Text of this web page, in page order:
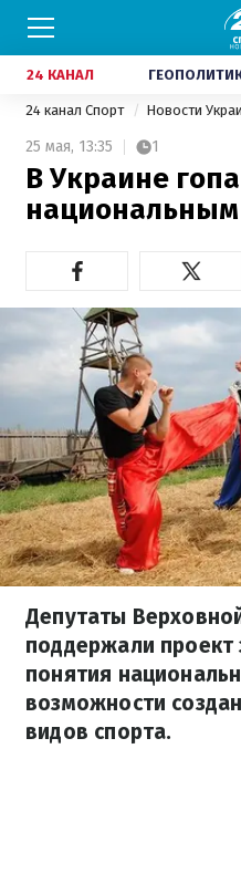
24 КАНАЛ
24 канал Спорт Новости
25 мая, 13:35 1
В Украине
Депутаты
поддержали проект
понятия
возможности
видов спорта.